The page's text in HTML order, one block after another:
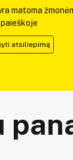
matoma
paieškoje
atsiliepimą